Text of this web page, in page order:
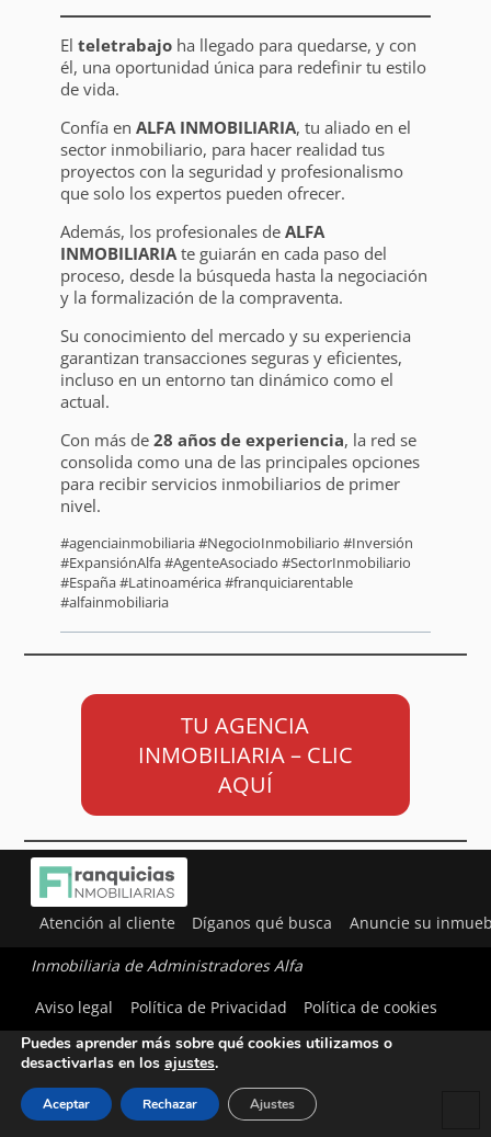
El teletrabajoha llegado para quedarse, y con
él, una oportunidad única para redefinir tu estilo
de vida.
Confía en ALFA INMOBILIARIA, tu aliado en el
sector inmobiliario, para hacer realidad tus
proyectos con la seguridad y profesionalismo
que solo los expertos pueden ofrecer.
Además, los profesionales de ALFA
INMOBILIARIAte guiarán en cada paso del
proceso, desde la búsqueda hasta la negociación
y la formalización de la compraventa.
Su conocimiento del mercado y su experiencia
garantizan transacciones seguras y eficientes,
incluso en un entorno tan dinámico como el
actual.
Con más de 28 años de experiencia, la red se
consolida como una de las principales opciones
para recibir servicios inmobiliarios de primer
nivel.
#agenciainmobiliaria #NegocioInmobiliario #Inversión
#ExpansiónAlfa #AgenteAsociado #SectorInmobiliario
#España #Latinoamérica #franquiciarentable
#alfainmobiliaria
TU AGENCIA
INMOBILIARIA – CLIC
AQUÍ
Atención al cliente Díganos qué busca Anuncie su
Inmobiliaria de Administradores Alfa
Aviso legal
Política de Privacidad Política de cookies
Utilizamos cookies para ofrecerte la mejor experiencia en
nuestra web.
Puedes aprender más sobre qué cookies utilizamos o
desactivarlas en los ajustes.
Aceptar Rechazar Ajustes